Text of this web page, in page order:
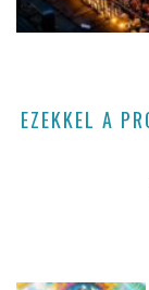
EZEKKEL A